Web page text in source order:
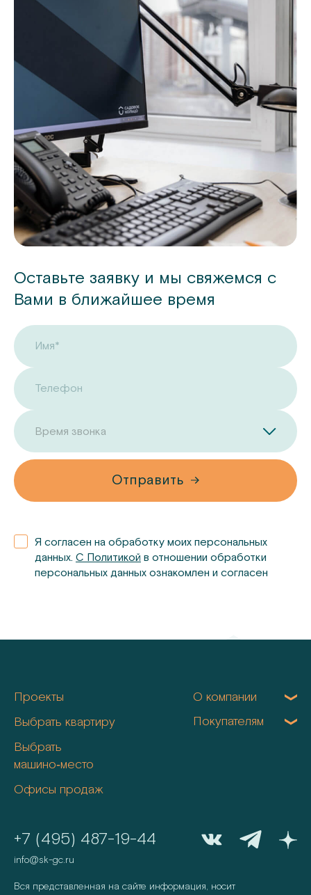
Оставьте заявку и мы свяжемся с
Вами в ближайшее время
Имя*
Телефон
Время звонка
Отправить
Я согласен на обработку моих персональных
данных. С Политикой в отношении обработки
персональных данных ознакомлен и согласен
Проекты
Выбрать квартиру
Выбрать
машино‑место
Офисы продаж
О компании
Покупателям
+7 (495) 487-19-44
info@sk-gc.ru
Вся представленная на сайте информация, носит